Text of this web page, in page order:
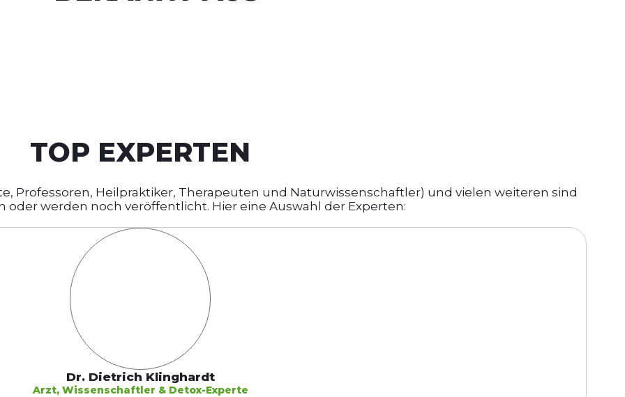
TOP EXPERTEN
Professoren, Heilpraktiker, Therapeuten und Naturwissenschaftler) und vielen weiteren sind
oder werden noch veröffentlicht. Hier eine Auswahl der Experten:
Dr. Dietrich Klinghardt
Arzt, Wissenschaftler & Detox-Experte